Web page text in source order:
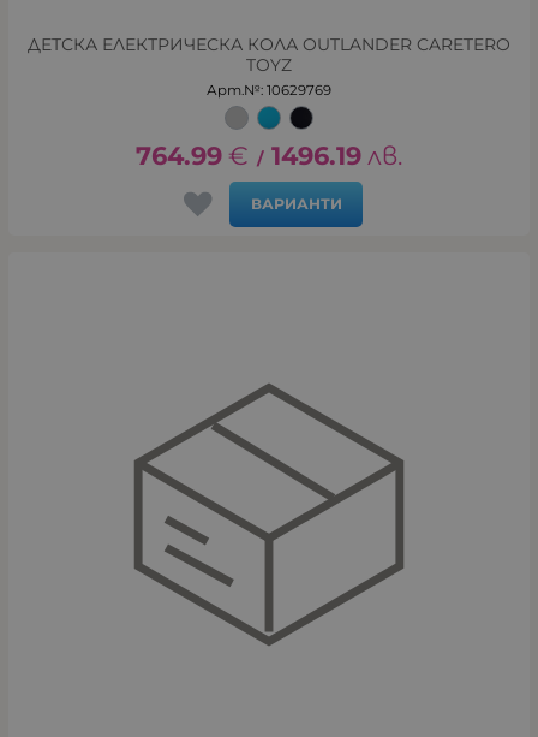
ДЕТСКА ЕЛЕКТРИЧЕСКА КОЛА OUTLANDER CARETERO
TOYZ
Арт.№: 10629769
764.99 € / 1496.19 лв.
ВАРИАНТИ